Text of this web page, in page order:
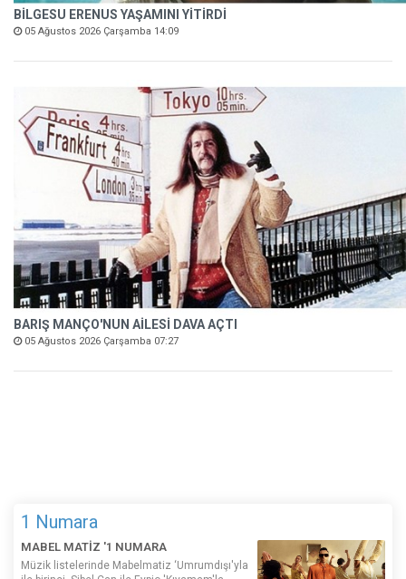
BİLGESU ERENUS YAŞAMINI YİTİRDİ
05 Ağustos 2026 Çarşamba 14:09
BARIŞ MANÇO'NUN AİLESİ DAVA AÇTI
05 Ağustos 2026 Çarşamba 07:27
1 Numara
MABEL MATİZ '1 NUMARA
Müzik listelerinde Mabelmatiz ‘Umrumdışı'yla